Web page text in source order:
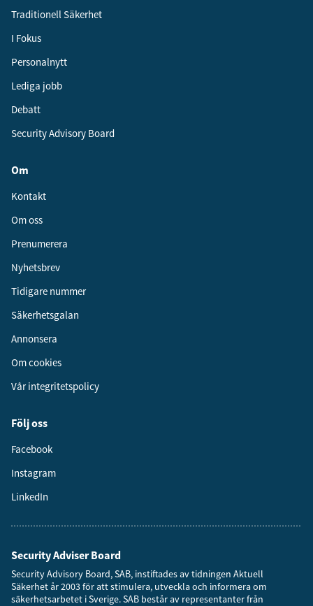
Traditionell Säkerhet
I Fokus
Personalnytt
Lediga jobb
Debatt
Security Advisory Board
Om
Kontakt
Om oss
Prenumerera
Nyhetsbrev
Tidigare nummer
Säkerhetsgalan
Annonsera
Om cookies
Vår integritetspolicy
Följ oss
Facebook
Instagram
LinkedIn
Security Adviser Board
Security Advisory Board, SAB, instiftades av tidningen Aktuell
Säkerhet år 2003 för att stimulera, utveckla och informera om
säkerhetsarbetet i Sverige. SAB består av representanter från